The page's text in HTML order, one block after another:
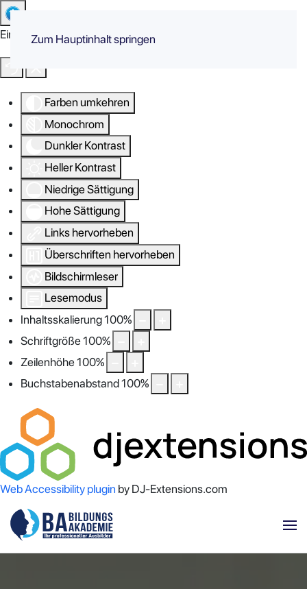
Eingabehilfen öffnen
Farben umkehren
Monochrom
Dunkler Kontrast
Heller Kontrast
Niedrige Sättigung
Hohe Sättigung
Links hervorheben
Überschriften hervorheben
Bildschirmleser
Lesemodus
Inhaltsskalierung100%
Schriftgröße100%
Zeilenhöhe100%
Buchstabenabstand100%
Web Accessibility plugin by DJ-Extensions.com
Zum Hauptinhalt springen